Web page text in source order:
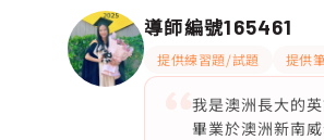
導師編號165461
提供練習題/試題 提供
我是澳洲長大的
畢業於澳洲新南